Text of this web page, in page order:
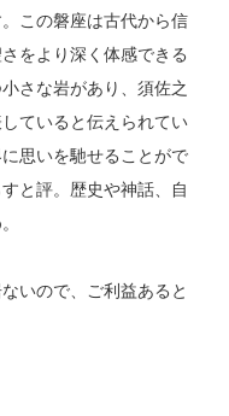
この磐座は古代から信
をより深く体感できる
さな岩があり、須佐之
ていると伝えられてい
思いを馳せることがで
と評。歴史や神話、自
いので、ご利益あると